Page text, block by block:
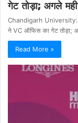
गेट तोड़ा; अगले
Chandigarh University:
ने VC ऑफिस का गेट तोड़ा;
Read More »